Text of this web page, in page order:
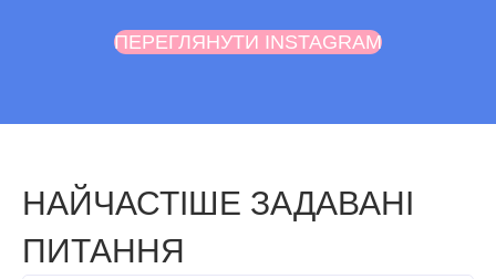
ПЕРЕГЛЯНУТИ INSTAGRAM
НАЙЧАСТІШЕ ЗАДАВАНІ
ПИТАННЯ